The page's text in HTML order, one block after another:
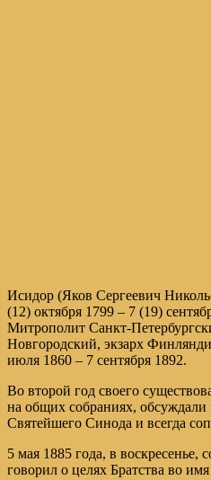
Исидор (Яков Сергеевич
(12) октября 1799 – 7 (19)
Митрополит Санкт-
Новгородский, экзарх
июля 1860 – 7 сентября 1892.
Во второй год своего
на общих собраниях, обсуждали
Святейшего Синода и всегда
5 мая 1885 года, в
говорил о целях Братства во